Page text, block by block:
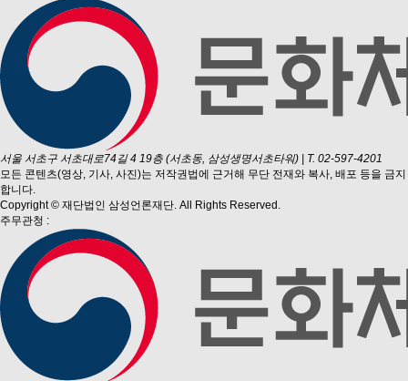
서울 서초구 서초대로74길 4 19층 (서초동, 삼성생명서초타워)
T. 02-597-4201
모든 콘텐츠(영상, 기사, 사진)는 저작권법에 근거해 무단 전재와 복사, 배포 등을 금지
합니다.
Copyright © 재단법인 삼성언론재단. All Rights Reserved.
주무관청 :